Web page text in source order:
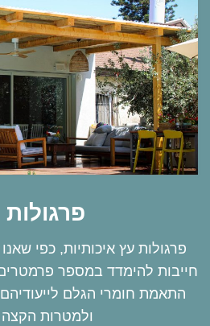
פרגולות עץ איכותיות, כפי
חייבות להימדד במספר פרמטרים
התאמת חומרי הגלם
ולמטרות